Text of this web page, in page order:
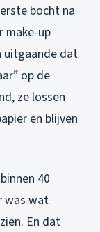
bocht na
make-up
uitgaande dat
op de
ze lossen
en blijven
40
was wat
En dat